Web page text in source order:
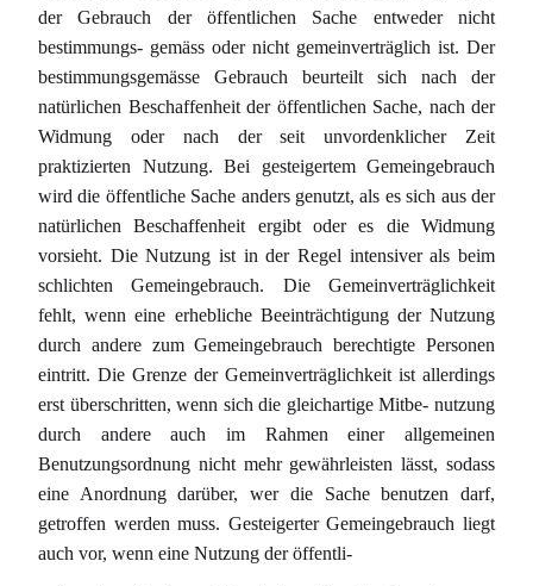
der Gebrauch der öffentlichen Sache entweder nicht
bestimmungs- gemäss oder nicht gemeinverträglich ist. Der
bestimmungsgemässe Gebrauch beurteilt sich nach der
natürlichen Beschaffenheit der öffentlichen Sache, nach der
Widmung oder nach der seit unvordenklicher Zeit
praktizierten Nutzung. Bei gesteigertem Gemeingebrauch
wird die öffentliche Sache anders genutzt, als es sich aus der
natürlichen Beschaffenheit ergibt oder es die Widmung
vorsieht. Die Nutzung ist in der Regel intensiver als beim
schlichten Gemeingebrauch. Die Gemeinverträglichkeit
fehlt, wenn eine erhebliche Beeinträchtigung der Nutzung
durch andere zum Gemeingebrauch berechtigte Personen
eintritt. Die Grenze der Gemeinverträglichkeit ist allerdings
erst überschritten, wenn sich die gleichartige Mitbe- nutzung
durch andere auch im Rahmen einer allgemeinen
Benutzungsordnung nicht mehr gewährleisten lässt, sodass
eine Anordnung darüber, wer die Sache benutzen darf,
getroffen werden muss. Gesteigerter Gemeingebrauch liegt
auch vor, wenn eine Nutzung der öffentli-